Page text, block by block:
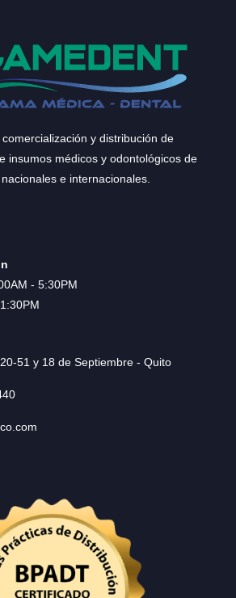
y distribución de
insumos médicos y odontológicos de
e internacionales.
- 5:30PM
51 y 18 de Septiembre - Quito